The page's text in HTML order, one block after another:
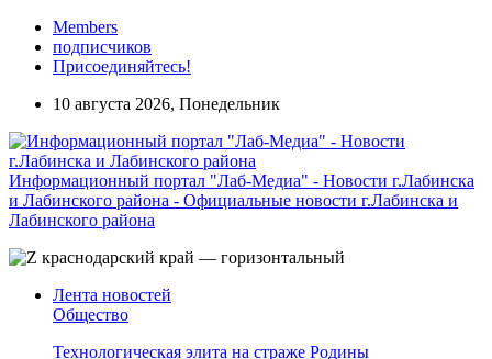
Members
подписчиков
Присоединяйтесь!
10 августа 2026, Понедельник
Информационный портал "Лаб-Медиа" - Новости г.Лабинска
и Лабинского района - Официальные новости г.Лабинска и
Лабинского района
Лента новостей
Общество
Технологическая элита на страже Родины